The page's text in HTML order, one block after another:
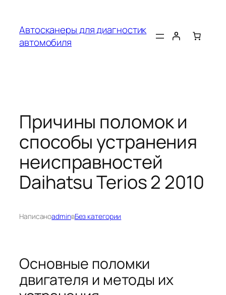
содержимому
Автосканеры для диагностик
автомобиля
Причины поломок и
способы устранения
неисправностей
Daihatsu Terios 2 2010
НаписаноadminвБез категории
Основные поломки
двигателя и методы их